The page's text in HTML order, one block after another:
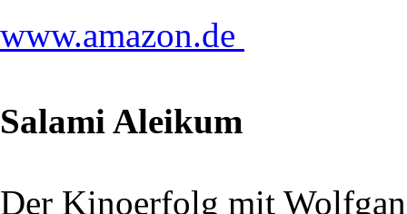
www.amazon.de
Salami Aleikum
Der Kinoerfolg mit